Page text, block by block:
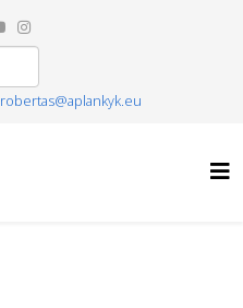
robertas@aplankyk.eu